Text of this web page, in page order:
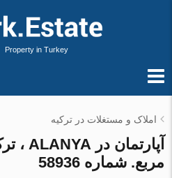
Property in Turkey
املاک و مستغلات در ترکیه
مربع. شماره 58936